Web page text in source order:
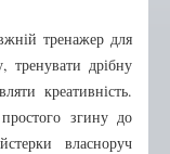
тренажер для
тренувати дрібну
креативність.
згину до
власноруч